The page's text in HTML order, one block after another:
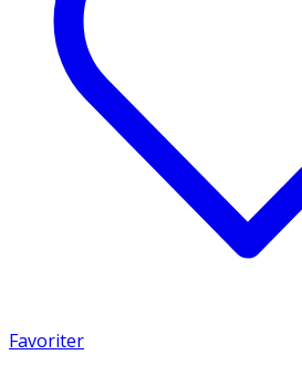
Favoriter